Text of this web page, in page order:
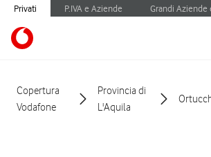
Privati P.IVA e Aziende Grandi Aziende
Copertura
Vodafone
Provincia di
L'Aquila